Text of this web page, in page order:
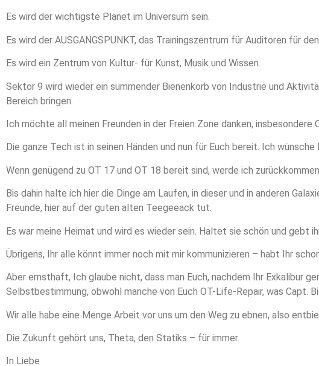
Es wird der wichtigste Planet im Universum sein.
Es wird der AUSGANGSPUNKT, das Trainingszentrum für Auditoren für
Es wird ein Zentrum von Kultur- für Kunst, Musik und Wissen.
Sektor 9 wird wieder ein summender Bienenkorb von Industrie und
Bereich bringen.
Ich möchte all meinen Freunden in der Freien Zone danken,
Die ganze Tech ist in seinen Händen und nun für Euch bereit. Ich
Wenn genügend zu OT 17 und OT 18 bereit sind, werde ich zurückkommen.
Bis dahin halte ich hier die Dinge am Laufen, in dieser und in anderen
Freunde, hier auf der guten alten Teegeeack tut.
Es war meine Heimat und wird es wieder sein. Haltet sie schön und gebt
Übrigens, Ihr alle könnt immer noch mit mir kommunizieren – habt Ihr
Aber ernsthaft, Ich glaube nicht, dass man Euch, nachdem Ihr Exkalibur
Selbstbestimmung, obwohl manche von Euch OT-Life-Repair, was Capt.
Wir alle habe eine Menge Arbeit vor uns um den Weg zu ebnen, also
Die Zukunft gehört uns, Theta, den Statiks – für immer.
In Liebe